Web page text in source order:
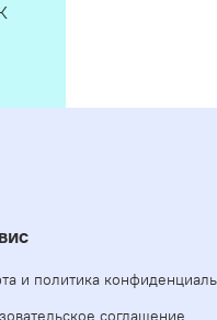
и политика
соглашение